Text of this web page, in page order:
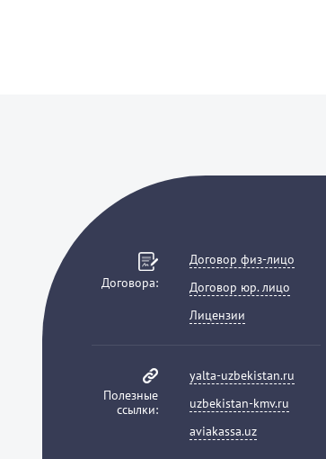
Договора:
Договор физ-лицо
Договор юр. лицо
Лицензии
Полезные
ссылки:
yalta-uzbekistan.ru
uzbekistan-kmv.ru
aviakassa.uz